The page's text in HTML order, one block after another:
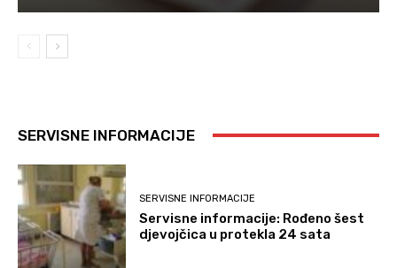
SERVISNE INFORMACIJE
SERVISNE INFORMACIJE
Servisne informacije: Rođeno šest
djevojčica u protekla 24 sata